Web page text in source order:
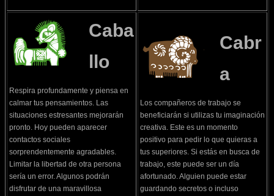
Caba
llo
Respira profundamente y piensa en
calmar tus pensamientos. Las
situaciones estresantes mejorarán
pronto. Hoy pueden aparecer
contactos sociales
sorprendentemente agradables.
Limitar la libertad de otra persona
sería un error. Algunos podrán
disfrutar de una maravillosa
Cabr
a
Los compañeros de trabajo se
beneficiarán si utilizas tu imaginación
creativa. Este es un momento
positivo para pedir lo que quieras a
tus superiores. Si estás en busca de
trabajo, este puede ser un día
afortunado. Alguien puede estar
guardando secretos o incluso